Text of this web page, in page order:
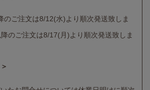
のご注文は8/12(水)より順次発送致しま
のご注文は8/17(月)より順次発送致しま